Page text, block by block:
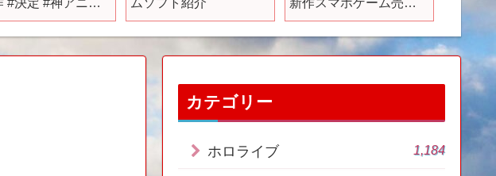
#決定 #神アニメ
ムソフト紹介
新作スマホゲーム売上
終了】【セルラン】
【ジョジョオラドラ】
ベイルザワールド】
カテゴリー
ホロライブ 1,184